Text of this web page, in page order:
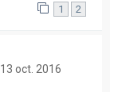
1 2
13 oct. 2016